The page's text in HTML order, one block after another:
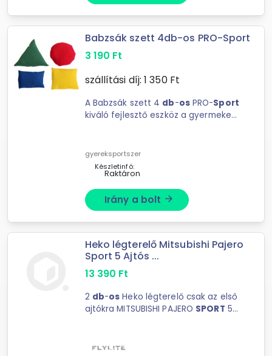
FLYLITE
Babzsák szett 4db-os PRO-Sport
3 190 Ft
szállítási díj: 1 350Ft
A Babzsák szett 4 db-osPRO-Sport
kiváló fejlesztő eszköz a gyermekek
gyereksportszer
Készletinfó:
Raktáron
Irány a bolt arrow_forward
Heko légterelő Mitsubishi Pajero
Sport 5 Ajtós ...
13 390 Ft
2 db-os Heko légterelő csak az első
ajtókra MITSUBISHI PAJERO SPORT 5